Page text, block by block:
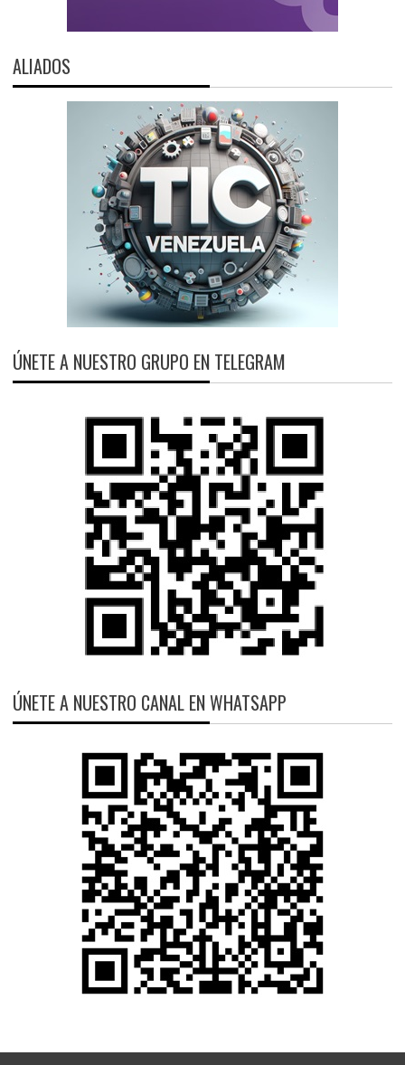
ALIADOS
ÚNETE A NUESTRO GRUPO EN TELEGRAM
ÚNETE A NUESTRO CANAL EN WHATSAPP